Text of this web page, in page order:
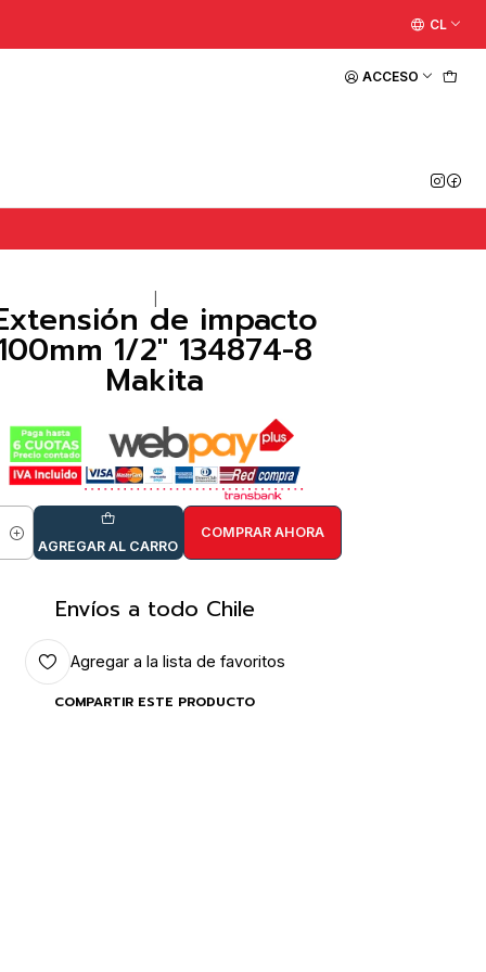
ACCESO
CL
de impacto
1/2" 134874-8
Makita
AGREGAR AL CARRO
COMPRAR AHORA
Envíos a todo Chile
Agregar a la lista de favoritos
COMPARTIR ESTE PRODUCTO